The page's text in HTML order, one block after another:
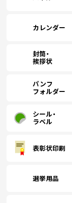
カレンダー
封筒・
挨拶状
パンフ
フォルダー
シール・
ラベル
表彰状印刷
選挙用品